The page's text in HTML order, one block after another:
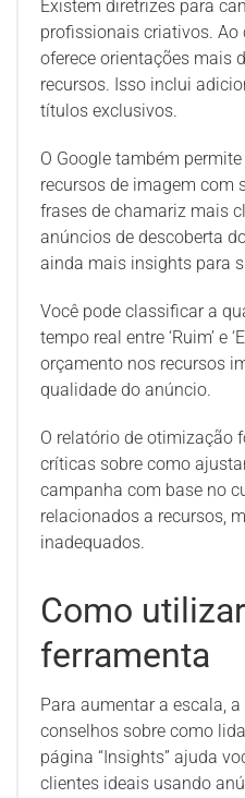
Existem diretrizes para
profissionais criativos. Ao
oferece orientações mais
recursos. Isso inclui
títulos exclusivos.
O Google também
recursos de imagem com
frases de chamariz mais
anúncios de descoberta
ainda mais insights para
Você pode classificar a
tempo real entre ‘Ruim’ e
orçamento nos recursos
qualidade do anúncio.
O relatório de otimização
críticas sobre como
campanha com base no
relacionados a recursos,
inadequados.
Como
ferramenta
Para aumentar a escala,
conselhos sobre como
página “Insights” ajuda
clientes ideais usando